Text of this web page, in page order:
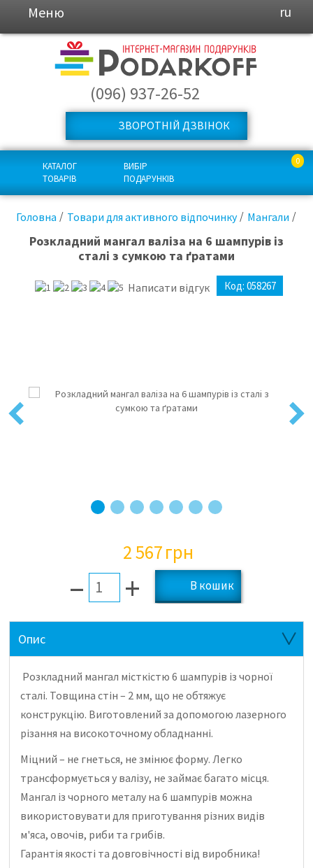
Меню ru
(096) 937-26-52
ЗВОРОТНІЙ ДЗВІНОК
КАТАЛОГ
ТОВАРІВ
ВИБІР
ПОДАРУНКІВ
0
Головна Товари для активного відпочинку Мангали
Розкладний мангал валіза на 6 шампурів із
сталі з сумкою та ґратами
Написати відгук Код: 058267
Previous Next
2 567грн
– +
Опис
Розкладний мангал місткістю 6 шампурів із чорної
сталі. Товщина стін – 2 мм, що не обтяжує
конструкцію. Виготовлений за допомогою лазерного
різання на високоточному обладнанні.
Міцний – не гнеться, не змінює форму.Легко
трансформується у валізу, не займає багато місця.
Мангал із чорного металу на 6 шампурів можна
використовувати для приготування різних видів
м'яса, овочів, риби та грибів.
Гарантія якості та довговічності від виробника!